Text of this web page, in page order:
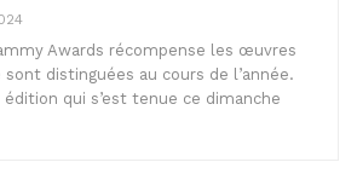
Awards récompense les œuvres
distinguées au cours de l’année.
qui s’est tenue ce dimanche